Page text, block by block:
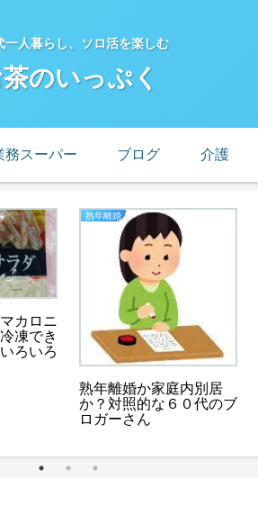
一人暮らし、ソロ活を楽しむ
のいっぷく
務スーパー ブログ 介護
カロニ
凍でき
ろいろ
熟年離婚
熟年離婚か家庭内別居
か？対照的な６０代のブ
ロガーさん